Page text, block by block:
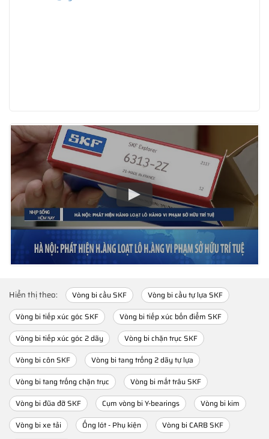
Hiển thị theo: Vòng bi cầu SKF
Vòng bi cầu tự lựa SKF
Vòng bi tiếp xúc góc SKF
Vòng bi tiếp xúc bốn điểm SKF
Vòng bi tiếp xúc góc 2 dãy
Vòng bi chặn trục SKF
Vòng bi côn SKF
Vòng bi tang trống 2 dãy tự lựa
Vòng bi tang trống chặn trục
Vòng bi mắt trâu SKF
Vòng bi đũa đỡ SKF
Cụm vòng bi Y-bearings
Vòng bi kim
Vòng bi xe tải
Ống lót - Phụ kiện
Vòng bi CARB SKF